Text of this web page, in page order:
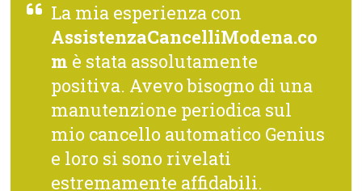
La mia esperienza con
AssistenzaCancelliModena.co
m è stata assolutamente
positiva. Avevo bisogno di una
manutenzione periodica sul
mio cancello automatico Genius
e loro si sono rivelati
estremamente affidabili.